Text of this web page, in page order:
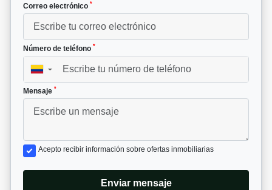
Correo electrónico *
Número de teléfono *
▼
Mensaje *
Acepto recibir información sobre ofertas inmobiliarias
Enviar mensaje